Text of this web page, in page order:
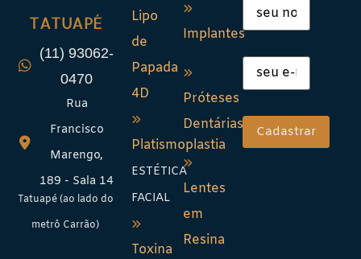
TATUAPÉ
(11) 93062-
0470
Rua
Francisco
Marengo,
189 - Sala 14
Tatuapé (ao lado do
metrô Carrão)
Lipo
de
Papada
4D
Platismoplastia
ESTÉTICA
FACIAL
Toxina
Implantes
Próteses
Dentárias
Lentes
em
Resina